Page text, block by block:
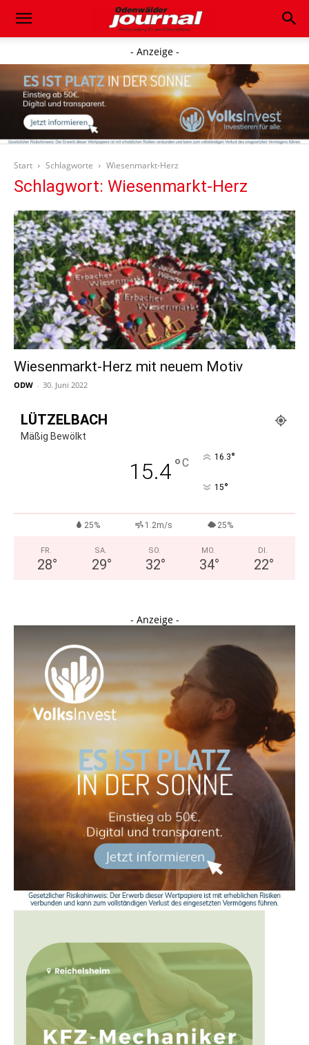
- Anzeige -
Start Schlagworte Wiesenmarkt-Herz
Schlagwort: Wiesenmarkt-Herz
Wiesenmarkt-Herz mit neuem Motiv
ODW - 30. Juni 2022
LÜTZELBACH
Mäßig Bewölkt
15.4°C 16.3°
15°
25% 1.2m/s 25%
FR.
28°
SA.
29°
SO.
32°
MO.
34°
DI.
22°
- Anzeige -